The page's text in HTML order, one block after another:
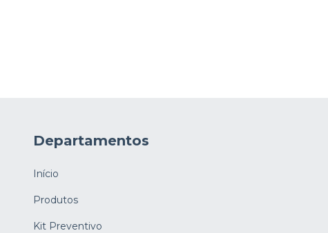
Departamentos
Início
Produtos
Kit Preventivo